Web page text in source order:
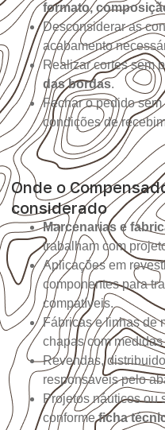
formato,
Desconsiderar as
acabamento
Realizar cortes sem
das bordas.
Fechar o pedido
condições de
Onde o
considerado
Marcenarias e
trabalham com
Aplicações em
componentes para
compatíveis.
Fábricas e linhas de
chapas com
Revendas,
responsáveis pelo
Projetos náuticos ou
conformeficha